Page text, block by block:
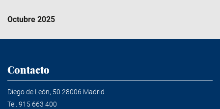
Octubre 2025
Contacto
Diego de León, 50 28006 Madrid
Tel. 915 663 400